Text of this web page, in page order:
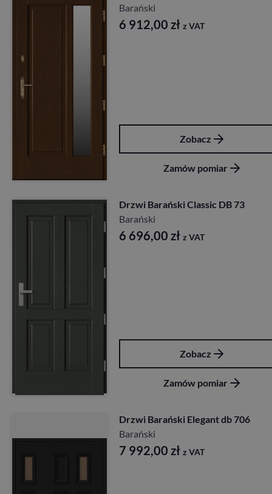
Barański
6 912,00 zł z VAT
Zobacz
Zamów pomiar
Drzwi Barański Classic DB 73
Barański
6 696,00 zł z VAT
Zobacz
Zamów pomiar
Drzwi Barański Elegant db 706
Barański
7 992,00 zł z VAT